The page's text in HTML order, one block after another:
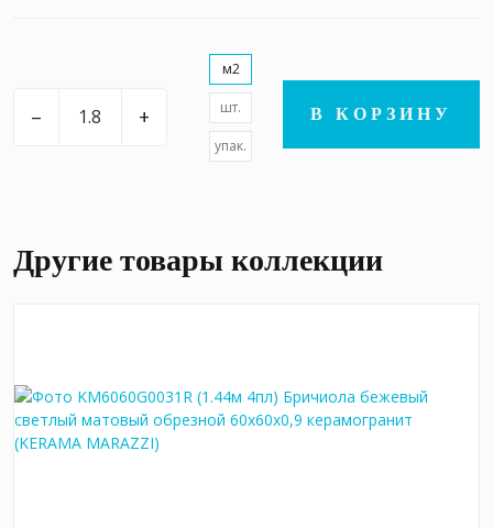
– +
м2
шт.
упак.
В КОРЗИНУ
Другие товары коллекции